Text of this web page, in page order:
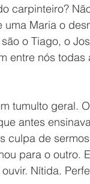
carpinteiro?
Maria o
o Tiago, o
entre nós
tumulto geral.
antes
culpa de
para o outro.
Nítida.